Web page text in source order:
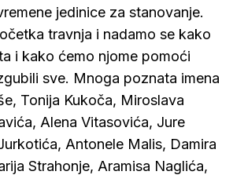
jedinice za stanovanje.
travnja i nadamo se kako
i kako ćemo njome pomoći
sve. Mnoga poznata imena
Tonija Kukoča, Miroslava
Alena Vitasovića, Jure
Antonele Malis, Damira
Strahonje, Aramisa Naglića,